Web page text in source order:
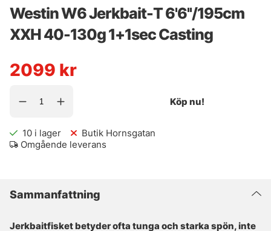
Westin W6 Jerkbait-T 6'6''/195cm
XXH 40-130g 1+1sec Casting
2099 kr
Köp nu!
10 i lager
Butik Hornsgatan
Omgående leverans
Sammanfattning
Jerkbaitfisket betyder ofta tunga och starka spön, inte